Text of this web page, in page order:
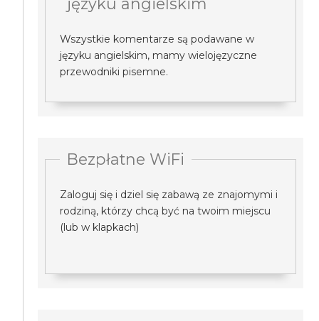
Wszystkie komentarze są podawane w
języku angielskim, mamy wielojęzyczne
przewodniki pisemne.
Bezpłatne WiFi
Zaloguj się i dziel się zabawą ze znajomymi i
rodziną, którzy chcą być na twoim miejscu
(lub w klapkach)